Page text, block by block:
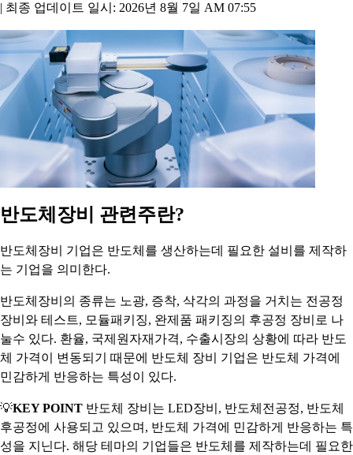
| 최종 업데이트 일시: 2026년 8월 7일 AM 07:55
반도체장비 관련주란?
반도체장비 기업은 반도체를 생산하는데 필요한 설비를 제작하
는 기업을 의미한다.
반도체장비의 종류는 노광, 증착, 삭각의 과정을 거치는 전공정
장비와 테스트, 모듈패키징, 완제품 패키징의 후공정 장비로 나
눌수 있다. 환율, 국제원자재가격, 수출시장의 상황에 따라 반도
체 가격이 변동되기 때문에 반도체 장비 기업은 반도체 가격에
민감하게 반응하는 특성이 있다.
💡KEY POINT 반도체 장비는 LED장비, 반도체전공정, 반도체
후공정에 사용되고 있으며, 반도체 가격에 민감하게 반응하는 특
성을 지닌다. 해당 테마의 기업들은 반도체를 제작하는데 필요한